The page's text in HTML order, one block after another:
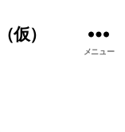
仮）
メニュー